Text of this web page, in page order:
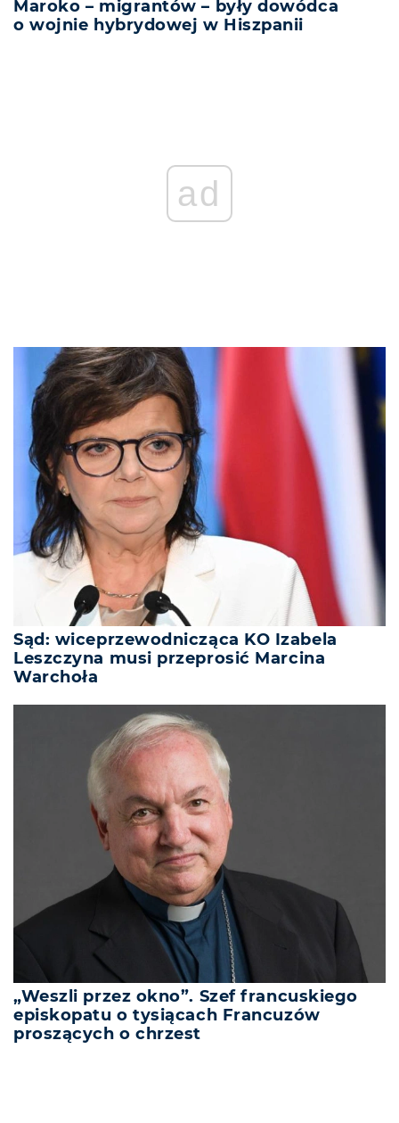
Maroko – migrantów – były dowódca
o wojnie hybrydowej w Hiszpanii
ad
Sąd: wiceprzewodnicząca KO Izabela
Leszczyna musi przeprosić Marcina
Warchoła
„Weszli przez okno”. Szef francuskiego
episkopatu o tysiącach Francuzów
proszących o chrzest